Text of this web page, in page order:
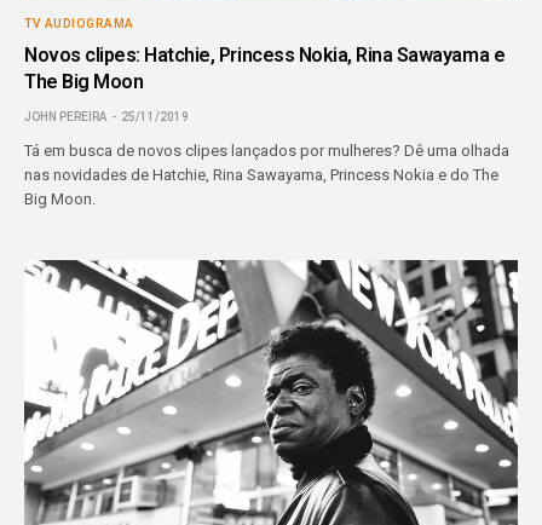
TV AUDIOGRAMA
Novos clipes: Hatchie, Princess Nokia, Rina Sawayama e
The Big Moon
JOHN PEREIRA 25/11/2019
Tá em busca de novos clipes lançados por mulheres? Dê uma olhada
nas novidades de Hatchie, Rina Sawayama, Princess Nokia e do The
Big Moon.